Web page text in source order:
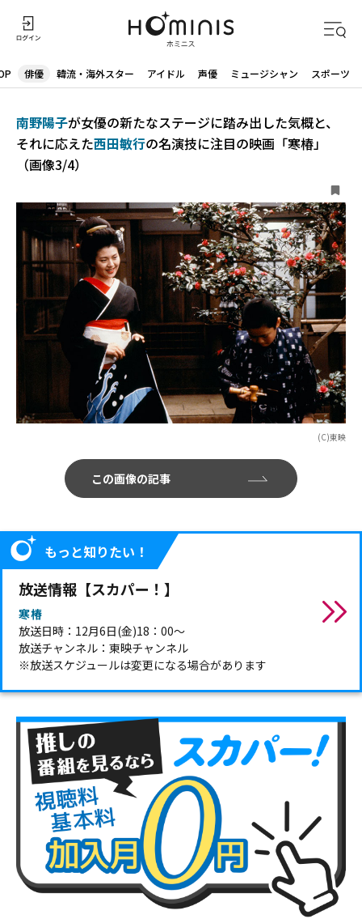
俳優 韓流・海外スター アイドル 声優 ミュージシャン スポーツ
南野陽子が女優の新たなステージに踏み出した気概と、
それに応えた西田敏行の名演技に注目の映画「寒椿」
（画像3/4）
(C)東映
この画像の記事
もっと知りたい！
放送情報【スカパー！】
寒椿
放送日時：12月6日(金)18：00～
放送チャンネル：東映チャンネル
※放送スケジュールは変更になる場合があります